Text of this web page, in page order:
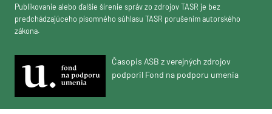
Publikovanie alebo ďalšie šírenie správ zo zdrojov TASR je bez
predchádzajúceho písomného súhlasu TASR porušením autorského
zákona.
Časopis ASB z verejných zdrojov
podporil Fond na podporu umenia